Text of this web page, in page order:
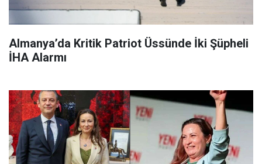
Almanya’da Kritik Patriot Üssünde İki Şüpheli
İHA Alarmı